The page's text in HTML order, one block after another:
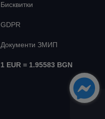
Бисквитки
GDPR
Документи ЗМИП
1 EUR = 1.95583 BGN